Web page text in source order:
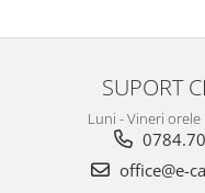
SUPORT
Luni - Vineri orele
office@e-